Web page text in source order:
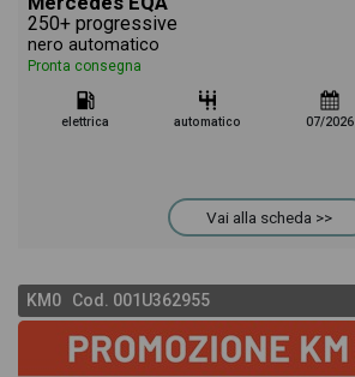
250+ progressive
nero automatico
Pronta consegna
elettrica automatico 07/2026
Vai alla scheda >>
KM0 Cod. 001U362955